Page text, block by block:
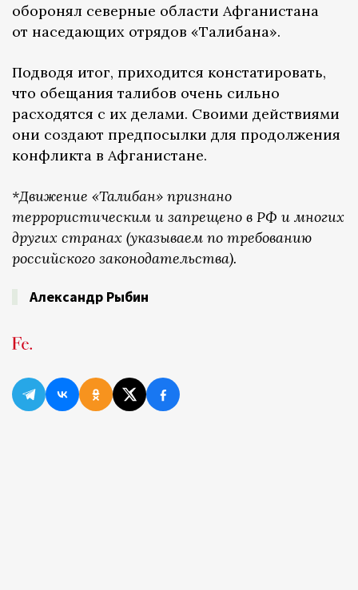
оборонял северные области Афганистана
от наседающих отрядов «Талибана».
Подводя итог, приходится констатировать,
что обещания талибов очень сильно
расходятся с их делами. Своими действиями
они создают предпосылки для продолжения
конфликта в Афганистане.
*Движение «Талибан» признано
террористическим и запрещено в РФ и многих
других странах (указываем по требованию
российского законодательства).
Александр Рыбин